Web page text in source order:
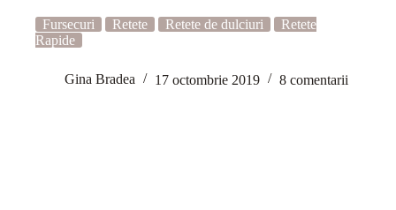
Fursecuri Retete Retete de dulciuri
Retete
Rapide
Gina Bradea 17 octombrie 2019 8 comentarii